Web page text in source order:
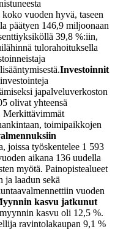
vuoden hyvä, taseen
päätyen 146,9 miljoonaan
39,8 %:iin,
lähinnä tulorahoituksella
ja
Investoinnit
japalveluverkoston
olivat yhteensä
Merkittävimmät
toimipaikkojen
joissa työskentelee 1 593
aikana 136 uudella
myötä. Painopistealueet
ja laadun sekä
valmennettiin vuoden
kasvu jatkunut
kasvu oli 12,5 %.
ravintolakaupan 9,1 %